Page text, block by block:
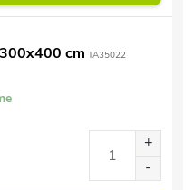
cm TA35022